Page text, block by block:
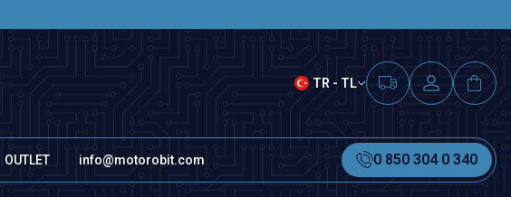
TR - TL
OUTLET info@motorobit.com 0 850 304 0 340